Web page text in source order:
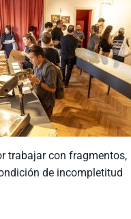
trabajar con fragmentos,
de incompletitud